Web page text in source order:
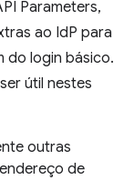
Parameters,
ao IdP para
do login básico.
útil nestes
outras
de